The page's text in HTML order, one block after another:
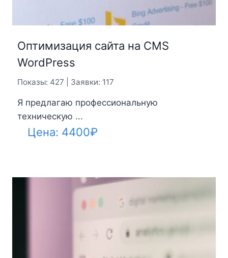
Оптимизация сайта на CMS
WordPress
Показы: 427 | Заявки: 117
Я предлагаю профессиональную
техническую ...
Цена: 4400₽